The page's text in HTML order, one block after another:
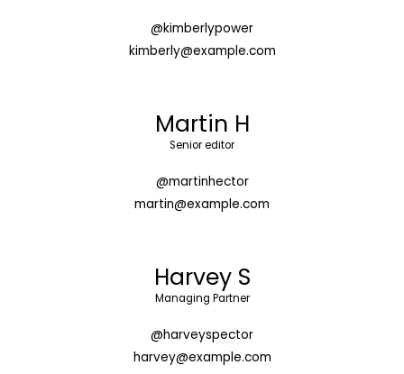
@kimberlypower
kimberly@example.com
Martin H
Senior editor
@martinhector
martin@example.com
Harvey S
Managing Partner
@harveyspector
harvey@example.com